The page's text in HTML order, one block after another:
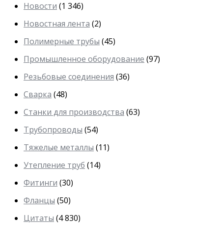
Новости (1 346)
Новостная лента (2)
Полимерные трубы (45)
Промышленное оборудование (97)
Резьбовые соединения (36)
Сварка (48)
Станки для производства (63)
Трубопроводы (54)
Тяжелые металлы (11)
Утепление труб (14)
Фитинги (30)
Фланцы (50)
Цитаты (4 830)